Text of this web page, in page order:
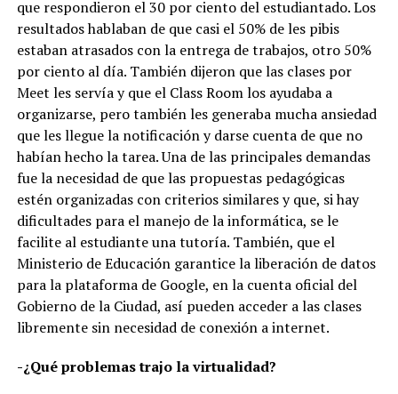
que respondieron el 30 por ciento del estudiantado. Los
resultados hablaban de que casi el 50% de les pibis
estaban atrasados con la entrega de trabajos, otro 50%
por ciento al día. También dijeron que las clases por
Meet les servía y que el Class Room los ayudaba a
organizarse, pero también les generaba mucha ansiedad
que les llegue la notificación y darse cuenta de que no
habían hecho la tarea. Una de las principales demandas
fue la necesidad de que las propuestas pedagógicas
estén organizadas con criterios similares y que, si hay
dificultades para el manejo de la informática, se le
facilite al estudiante una tutoría. También, que el
Ministerio de Educación garantice la liberación de datos
para la plataforma de Google, en la cuenta oficial del
Gobierno de la Ciudad, así pueden acceder a las clases
libremente sin necesidad de conexión a internet.
-¿Qué problemas trajo la virtualidad?